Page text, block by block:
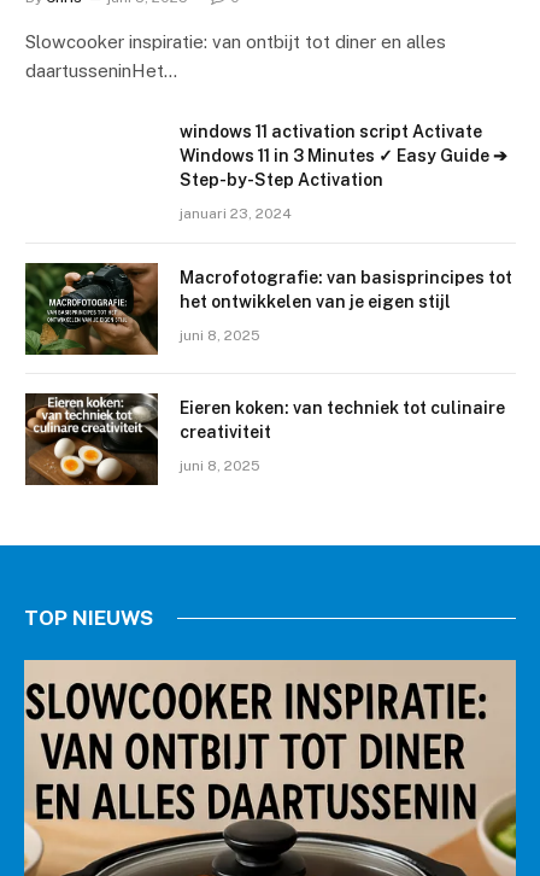
Slowcooker inspiratie: van ontbijt tot diner en alles
daartusseninHet…
windows 11 activation script Activate
Windows 11 in 3 Minutes ✓ Easy Guide ➔
Step-by-Step Activation
januari 23, 2024
Macrofotografie: van basisprincipes tot
het ontwikkelen van je eigen stijl
juni 8, 2025
Eieren koken: van techniek tot culinaire
creativiteit
juni 8, 2025
TOP NIEUWS